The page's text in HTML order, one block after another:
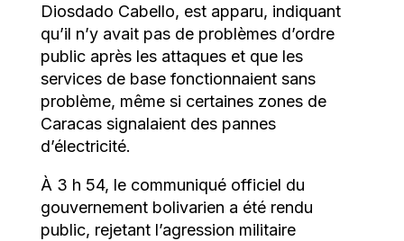
Diosdado Cabello, est apparu, indiquant
qu’il n’y avait pas de problèmes d’ordre
public après les attaques et que les
services de base fonctionnaient sans
problème, même si certaines zones de
Caracas signalaient des pannes
d’électricité.
À 3 h 54, le communiqué officiel du
gouvernement bolivarien a été rendu
public, rejetant l’agression militaire